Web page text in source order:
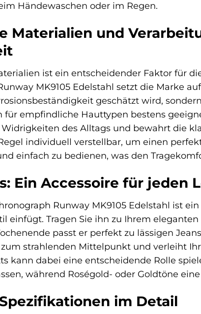
Händewaschen oder im Regen.
Materialien und
ist ein entscheidender Faktor für
MK9105 Edelstahl setzt die Marke
geschätzt wird,
für empfindliche Hauttypen bestens
des Alltags und bewahrt die
individuell verstellbar, um einen
einfach zu bedienen, was den
Ein Accessoire für jeden
Runway MK9105 Edelstahl ist
einfügt. Tragen Sie ihn zu Ihrem
passt er perfekt zu lässigen
strahlenden Mittelpunkt und verleiht
kann dabei eine entscheidende Rolle
während Roségold- oder Goldtöne
im Detail